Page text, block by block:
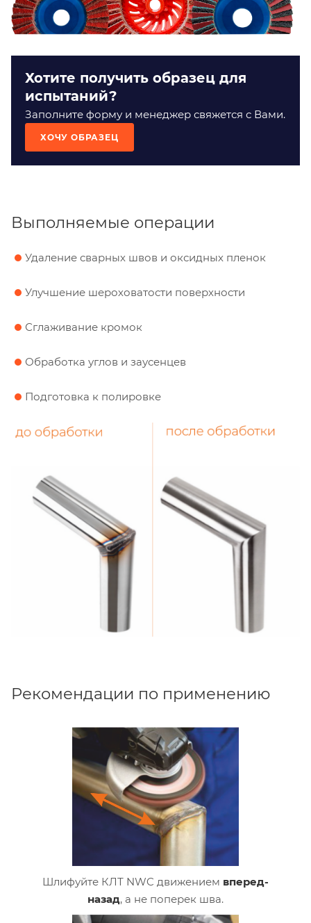
Хотите получить образец для
испытаний?
Заполните форму и менеджер свяжется с Вами.
ХОЧУ ОБРАЗЕЦ
Выполняемые операции
Удаление сварных швов и оксидных пленок
Улучшение шероховатости поверхности
Сглаживание кромок
Обработка углов и заусенцев
Подготовка к полировке
Рекомендации по применению
Шлифуйте КЛТ NWC движением вперед-
назад, а не поперек шва.